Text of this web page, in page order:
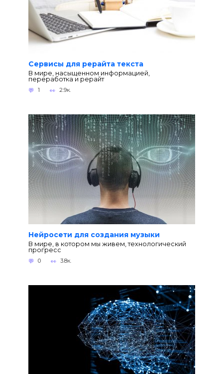
Сервисы для рерайта текста
В мире, насыщенном информацией,
переработка и рерайт
1 2.9к.
Нейросети для создания музыки
В мире, в котором мы живем, технологический
прогресс
0 3.8к.